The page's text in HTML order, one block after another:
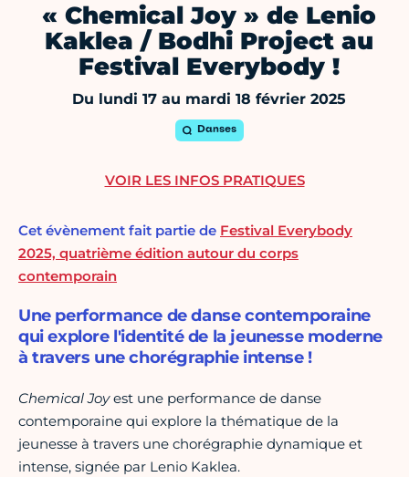
« Chemical Joy » de Lenio
Kaklea / Bodhi Project au
Festival Everybody !
Du lundi 17 au mardi 18 février 2025
Danses
Cet évènement fait partie de Festival Everybody
2025, quatrième édition autour du corps
contemporain
Une performance de danse contemporaine
qui explore l'identité de la jeunesse moderne
à travers une chorégraphie intense !
Chemical Joyest une performance de danse
contemporaine qui explore la thématique de la
jeunesse à travers une chorégraphie dynamique et
intense, signée par Lenio Kaklea.
VOIR LES INFOS PRATIQUES